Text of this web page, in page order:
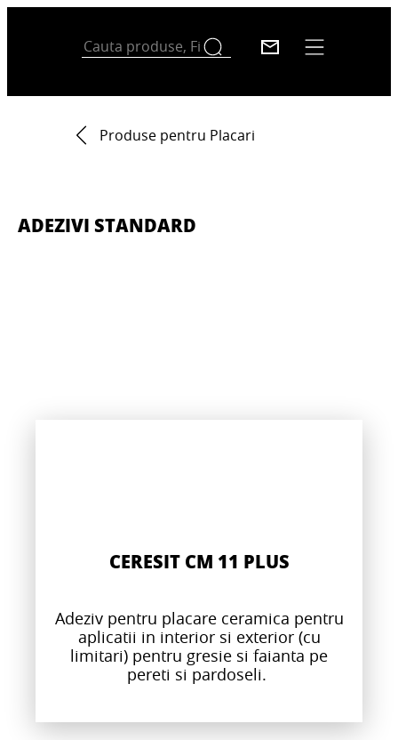
Produse pentru Placari
ADEZIVI STANDARD
CERESIT CM 11 PLUS
Adeziv pentru placare ceramica pentru
aplicatii in interior si exterior (cu
limitari) pentru gresie si faianta pe
pereti si pardoseli.